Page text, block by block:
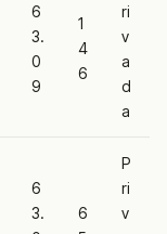
6
3.
0
9
1
4
6
ri
v
a
d
a
6
3.
6
P
ri
v